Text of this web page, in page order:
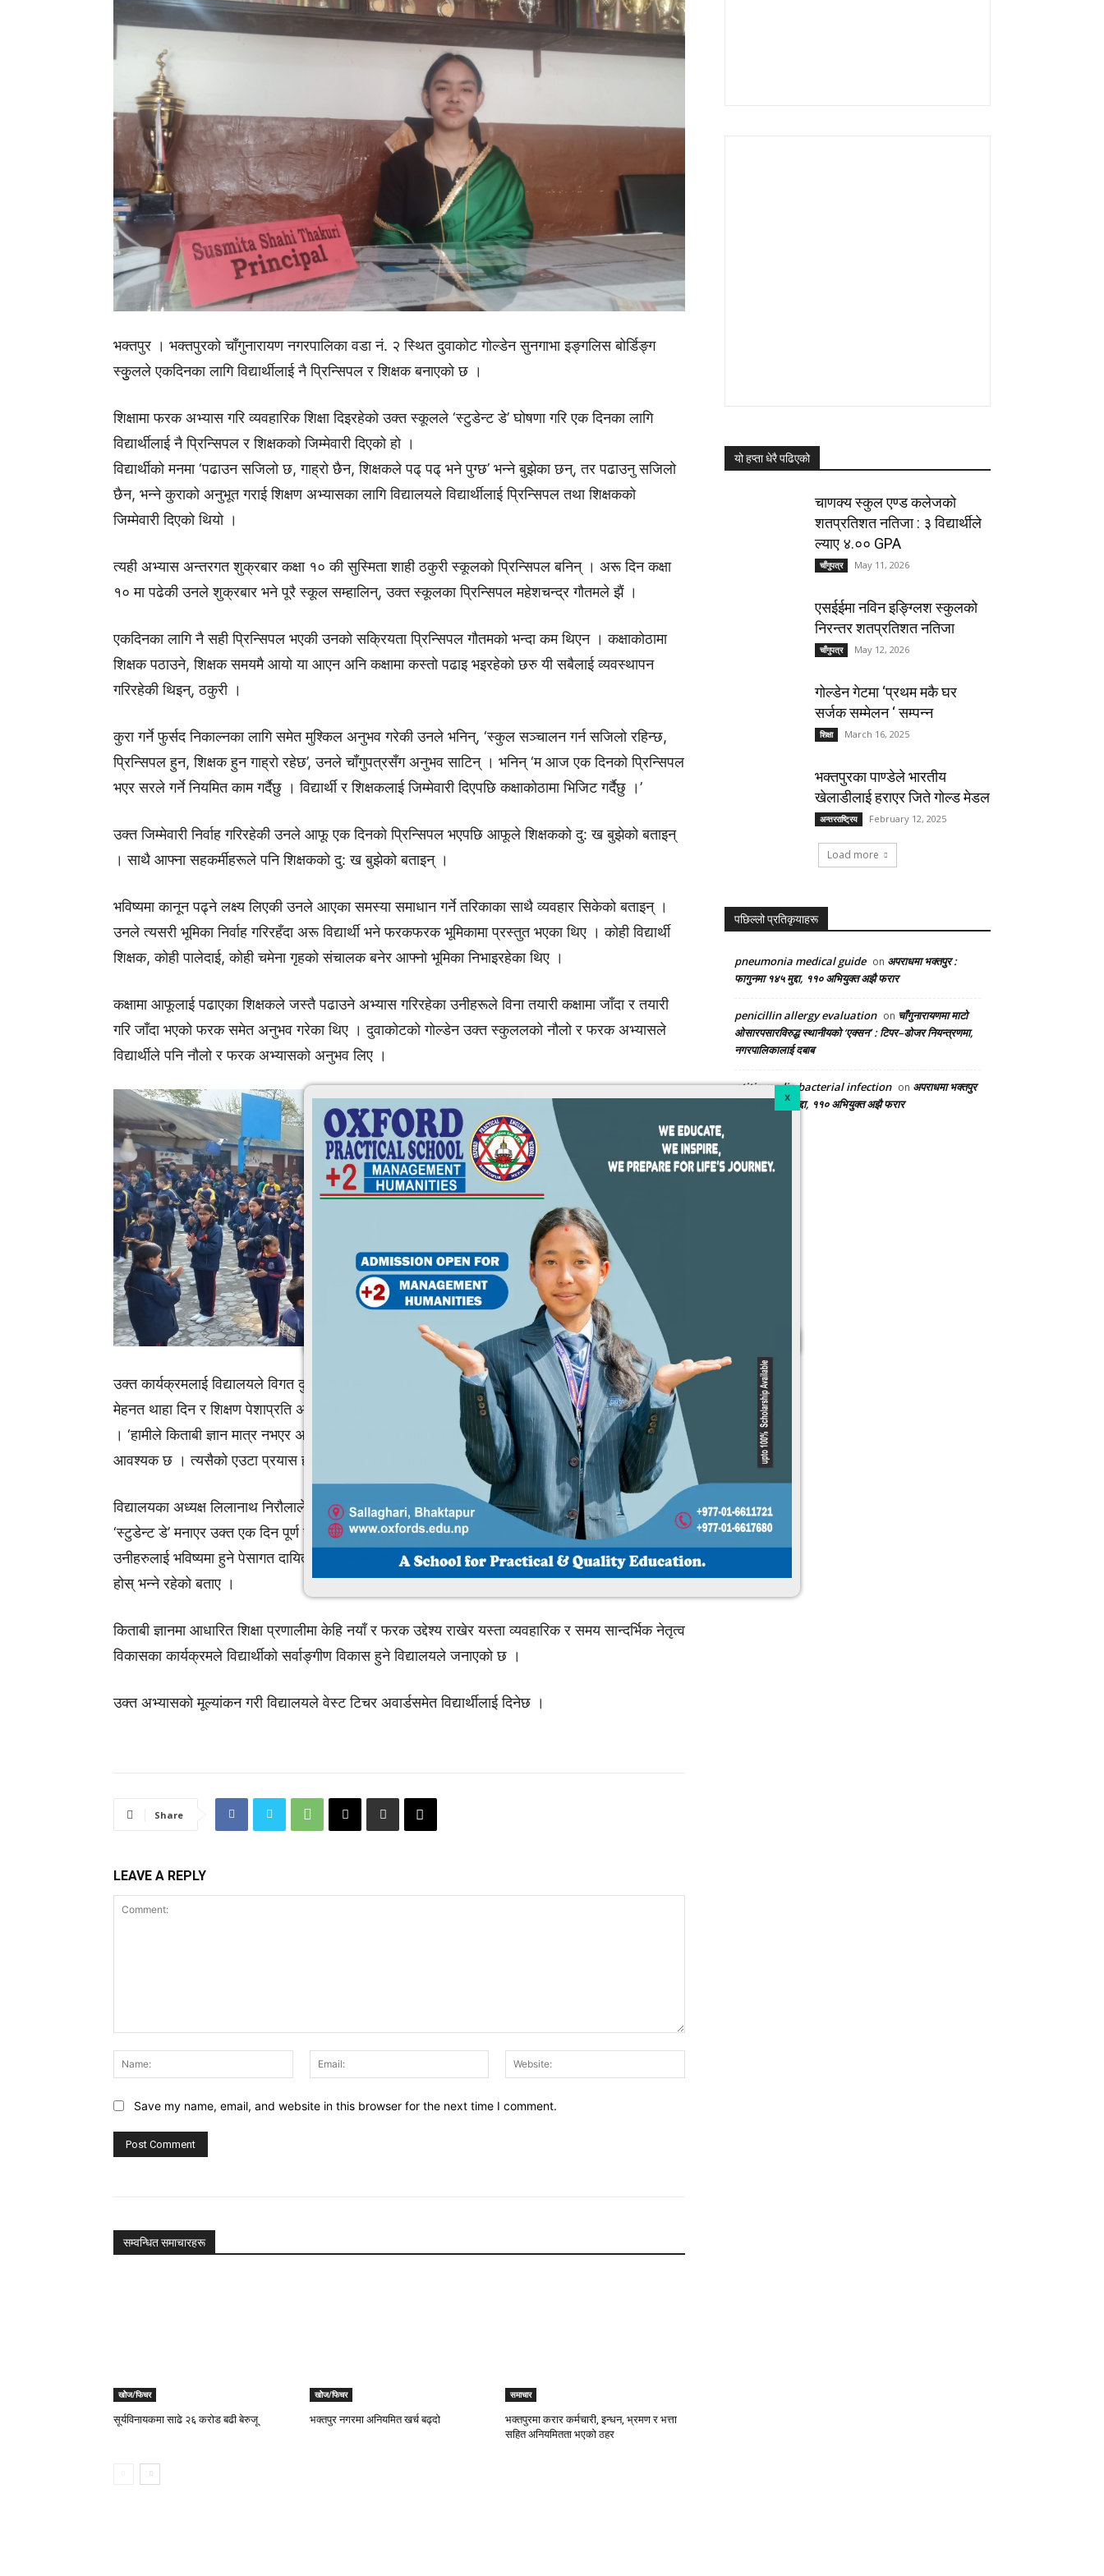
भक्तपुर । भक्तपुरको चाँगुनारायण नगरपालिका वडा नं. २ स्थित दुवाकोट गोल्डेन सुनगाभा इङ्गलिस बोर्डिङ्ग
स्कुुलले एकदिनका लागि विद्यार्थीलाई नै प्रिन्सिपल र शिक्षक बनाएको छ ।
शिक्षामा फरक अभ्यास गरि व्यवहारिक शिक्षा दिइरहेको उक्त स्कूलले ‘स्टुडेन्ट डे’ घोषणा गरि एक दिनका लागि
विद्यार्थीलाई नै प्रिन्सिपल र शिक्षकको जिम्मेवारी दिएको हो ।
विद्यार्थीको मनमा ‘पढाउन सजिलो छ, गाह्रो छैन, शिक्षकले पढ् पढ् भने पुग्छ’ भन्ने बुझेका छन्, तर पढाउनु सजिलो
छैन, भन्ने कुराको अनुभूत गराई शिक्षण अभ्यासका लागि विद्यालयले विद्यार्थीलाई प्रिन्सिपल तथा शिक्षकको
जिम्मेवारी दिएको थियो ।
त्यही अभ्यास अन्तरगत शुक्रबार कक्षा १० की सुस्मिता शाही ठकुरी स्कूलको प्रिन्सिपल बनिन् । अरू दिन कक्षा
१० मा पढेकी उनले शुक्रबार भने पूरै स्कूल सम्हालिन्, उक्त स्कूलका प्रिन्सिपल महेशचन्द्र गौतमले झैं ।
एकदिनका लागि नै सही प्रिन्सिपल भएकी उनको सक्रियता प्रिन्सिपल गौतमको भन्दा कम थिएन । कक्षाकोठामा
शिक्षक पठाउने, शिक्षक समयमै आयो या आएन अनि कक्षामा कस्तो पढाइ भइरहेको छरु यी सबैलाई व्यवस्थापन
गरिरहेकी थिइन्, ठकुरी ।
कुरा गर्ने फुर्सद निकाल्नका लागि समेत मुश्किल अनुभव गरेकी उनले भनिन्, ‘स्कुल सञ्चालन गर्न सजिलो रहिन्छ,
प्रिन्सिपल हुन, शिक्षक हुन गाह्रो रहेछ’, उनले चाँगुपत्रसँग अनुभव साटिन् । भनिन् ‘म आज एक दिनको प्रिन्सिपल
भएर सरले गर्ने नियमित काम गर्दैछु । विद्यार्थी र शिक्षकलाई जिम्मेवारी दिएपछि कक्षाकोठामा भिजिट गर्दैछु ।’
उक्त जिम्मेवारी निर्वाह गरिरहेकी उनले आफू एक दिनको प्रिन्सिपल भएपछि आफूले शिक्षकको दु: ख बुझेको बताइन्
। साथै आफ्ना सहकर्मीहरूले पनि शिक्षकको दु: ख बुझेको बताइन् ।
भविष्यमा कानून पढ्ने लक्ष्य लिएकी उनले आएका समस्या समाधान गर्ने तरिकाका साथै व्यवहार सिकेको बताइन् ।
उनले त्यसरी भूमिका निर्वाह गरिरहँदा अरू विद्यार्थी भने फरकफरक भूमिकामा प्रस्तुत भएका थिए । कोही विद्यार्थी
शिक्षक, कोही पालेदाई, कोही चमेना गृहको संचालक बनेर आफ्नो भूमिका निभाइरहेका थिए ।
कक्षामा आफूलाई पढाएका शिक्षकले जस्तै पढाउने अभ्यास गरिरहेका उनीहरूले विना तयारी कक्षामा जाँदा र तयारी
गरि जाँदा भएको फरक समेत अनुभव गरेका थिए । दुवाकोटको गोल्डेन उक्त स्कुललको नौलो र फरक अभ्यासले
विद्यार्थीले पनि नौलो र फरक अभ्यासको अनुभव लिए ।
उक्त कार्यक्रमलाई विद्यालयले विगत दुईवर्षदेखि निरन्तरता दिइरहेको छ । विद्यार्थीलाई शिक्षकको दु:ख थाहा दिन,
मेहनत थाहा दिन र शिक्षण पेशाप्रति अभिरुचि बढाउन उक्त अभ्यासलाई जारी राखेको प्रिन्सिपल गौतमको भनाइ छ
। ‘हामीले किताबी ज्ञान मात्र नभएर अन्य व्यवहारिक कुरा समेत सिकाएर नयाँ पुस्तालाई असल नागरिक बनाउन
आवश्यक छ । त्यसैको एउटा प्रयास हामीले गरेका छौं’, प्रिन्सिपल गौतमले भने ।
विद्यालयका अध्यक्ष लिलानाथ निरौलाले विद्यार्थीमा अन्तरनिहीत क्षमतालाई प्रस्फुटन गर्ने विभिन्न तरिका अनुसार
‘स्टुडेन्ट डे’ मनाएर उक्त एक दिन पूर्ण रूपमा विद्यार्थी केन्द्रीत गरिएको बताए । उनले एक दिने कार्यक्रमबाट
उनीहरुलाई भविष्यमा हुने पेसागत दायित्व र जीवन निर्वाहमुखी तथा जिम्मेवारी बहन गर्न सक्ने सिप र क्षमताको विकास
होस् भन्ने रहेको बताए ।
किताबी ज्ञानमा आधारित शिक्षा प्रणालीमा केहि नयाँ र फरक उद्देश्य राखेर यस्ता व्यवहारिक र समय सान्दर्भिक नेतृत्व
विकासका कार्यक्रमले विद्यार्थीको सर्वाङ्गीण विकास हुने विद्यालयले जनाएको छ ।
उक्त अभ्यासको मूल्यांकन गरी विद्यालयले वेस्ट टिचर अवार्डसमेत विद्यार्थीलाई दिनेछ ।
Share
LEAVE A REPLY
Name:
Email:
Save my name, email, and website in this browser for the next time I comment.
सम्वन्धित समाचारहरू
खोेज/फिचर
सूर्यविनायकमा साढे २६ करोड बढी बेरुजू
खोेज/फिचर
भक्तपुर नगरमा अनियमित खर्च बढ्दाे
समाचार
भक्तपुरमा करार कर्मचारी, इन्धन, भ्रमण र भत्ता
सहित अनियमितता भएकाे ठहर
यो हप्ता धेरै पढिएको
चाणक्य स्कुल एण्ड कलेजको
शतप्रतिशत नतिजा : ३ विद्यार्थीले
ल्याए ४.०० GPA
चाँगुपत्र May 11, 2026
एसईईमा नविन इङ्ग्लिश स्कुलको
निरन्तर शतप्रतिशत नतिजा
चाँगुपत्र May 12, 2026
गोल्डेन गेटमा ‘प्रथम मकै घर
सर्जक सम्मेलन ‘ सम्पन्न
शिक्षा March 16, 2025
भक्तपुरका पाण्डेले भारतीय
खेलाडीलाई हराएर जिते गोल्ड मेडल
अन्तरराष्ट्रिय February 12, 2025
Load more
पछिल्लो प्रतिकृयाहरू
pneumonia medical guide on अपराधमा भक्तपुर :
फागुनमा १४५ मुद्दा, ११० अभियुक्त अझै फरार
penicillin allergy evaluation on चाँगुनारायणमा माटो
ओसारपसारविरुद्ध स्थानीयको ‘एक्सन’ : टिपर–डोजर नियन्त्रणमा,
नगरपालिकालाई दबाब
otitis media bacterial infection on अपराधमा भक्तपुर
: फागुनमा १४५ मुद्दा, ११० अभियुक्त अझै फरार